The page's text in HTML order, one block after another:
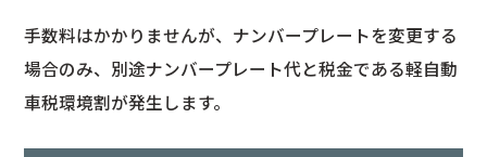
手数料はかかりませんが、ナンバープレートを変更する
場合のみ、別途ナンバープレート代と税金である軽自動
車税環境割が発生します。